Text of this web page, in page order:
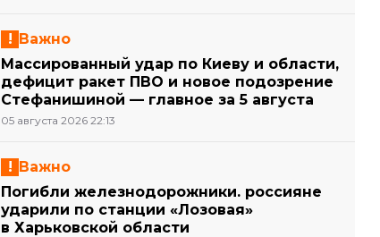
Важно
Массированный удар по Киеву и области,
дефицит ракет ПВО и новое подозрение
Стефанишиной — главное за 5 августа
05 августа 2026 22:13
Важно
Погибли железнодорожники. россияне
ударили по станции «Лозовая»
в Харьковской области